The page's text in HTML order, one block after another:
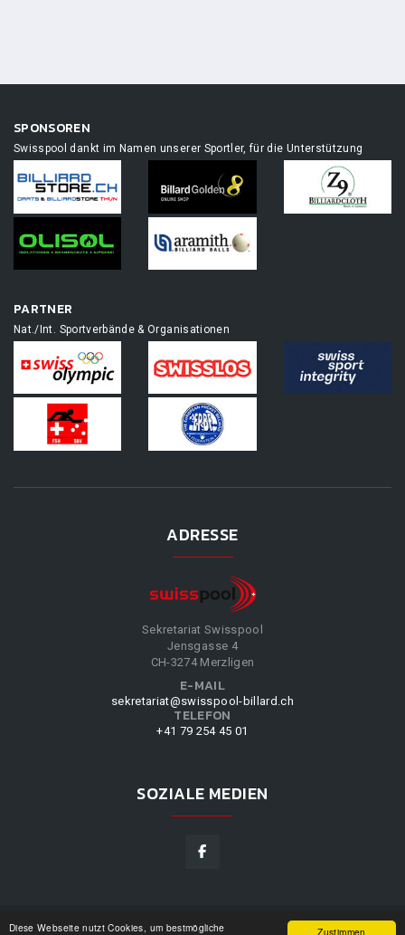
Zustimmen
Diese Webseite nutzt Cookies, um bestmögliche
SPONSOREN
Swisspool dankt im Namen unserer Sportler, für die Unterstützung
PARTNER
Nat./Int. Sportverbände & Organisationen
ADRESSE
Sekretariat Swisspool
Jensgasse 4
CH-3274 Merzligen
E-MAIL
sekretariat@swisspool-billard.ch
TELEFON
+41 79 254 45 01
SOZIALE MEDIEN
SWISSPOOL©2026|DESIGN BY UNSERE